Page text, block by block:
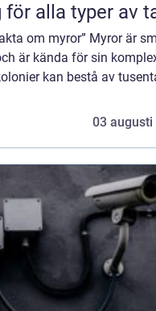
alla typer av
om myror” Myror är
är kända för sin
kan bestå av
03 augusti